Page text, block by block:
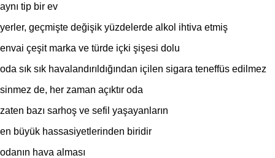
aynı tip bir ev
yerler, geçmişte değişik yüzdelerde alkol ihtiva etmiş
envai çeşit marka ve türde içki şişesi dolu
oda sık sık havalandırıldığından içilen sigara teneffüs edilmez
sinmez de, her zaman açıktır oda
zaten bazı sarhoş ve sefil yaşayanların
en büyük hassasiyetlerinden biridir
odanın hava alması